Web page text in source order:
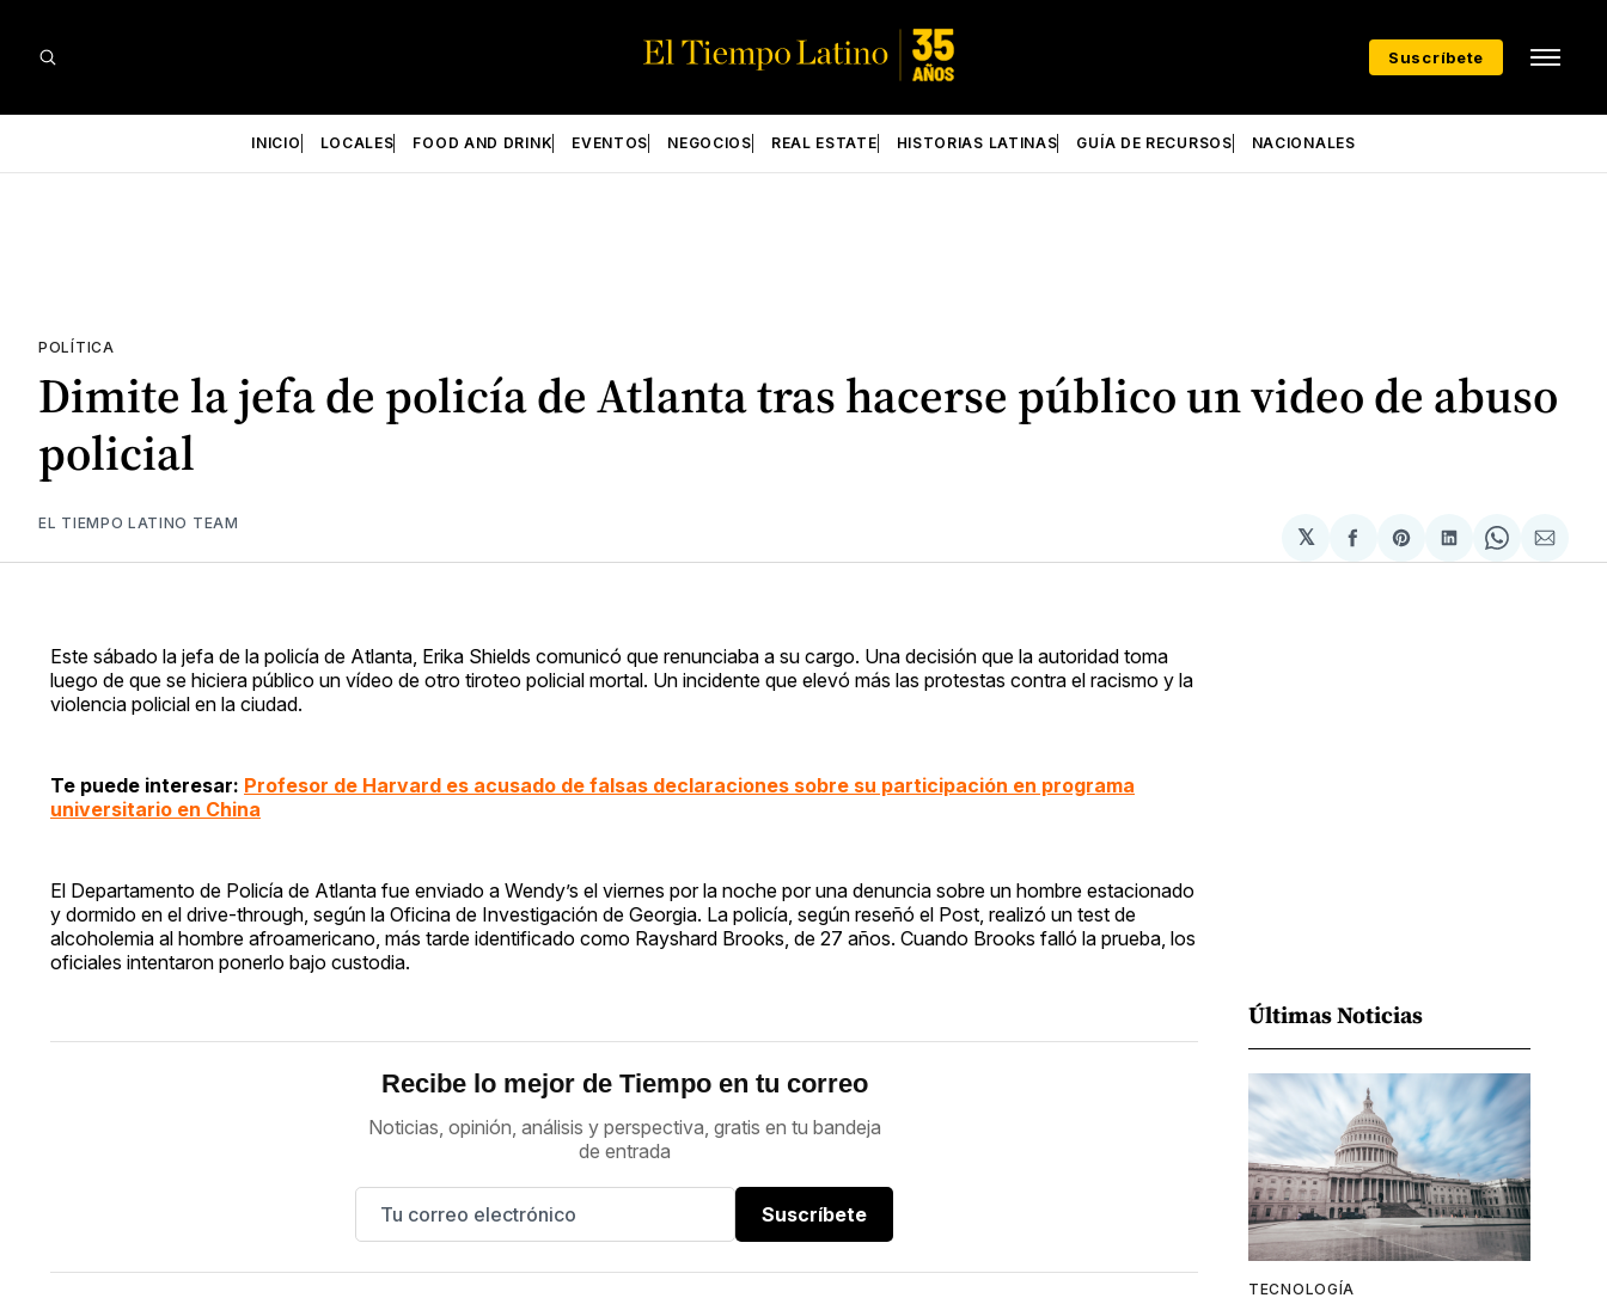
Suscríbete
INICIO LOCALES FOOD AND DRINK EVENTOS NEGOCIOS REAL ESTATE HISTORIAS LATINAS GUÍA DE RECURSOS NACIONALES
POLÍTICA
Dimite la jefa de policía de Atlanta tras hacerse público un video de abuso
policial
EL TIEMPO LATINO TEAM
𝕏
Compartir
en
Share
on
Compartir
en
Share
on
via
Este sábado la jefa de la policía de Atlanta, Erika Shields comunicó que renunciaba a su cargo. Una decisión que la autoridad toma
luego de que se hiciera público un vídeo de otro tiroteo policial mortal. Un incidente que elevó más las protestas contra el racismo y la
violencia policial en la ciudad.
Te puede interesar: Profesor de Harvard es acusado de falsas declaraciones sobre su participación en programa
universitario en China
El Departamento de Policía de Atlanta fue enviado a Wendy’s el viernes por la noche por una denuncia sobre un hombre estacionado
y dormido en el drive-through, según la Oficina de Investigación de Georgia. La policía, según reseñó el Post, realizó un test de
alcoholemia al hombre afroamericano, más tarde identificado como Rayshard Brooks, de 27 años. Cuando Brooks falló la prueba, los
oficiales intentaron ponerlo bajo custodia.
Recibe lo mejor de Tiempo en tu correo
Noticias, opinión, análisis y perspectiva, gratis en tu bandeja
de entrada
Suscríbete
Últimas Noticias
TECNOLOGÍA